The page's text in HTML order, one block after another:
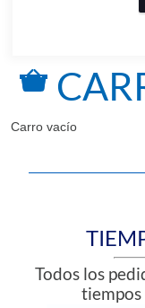
Carro vacío
Todos los
tiempos